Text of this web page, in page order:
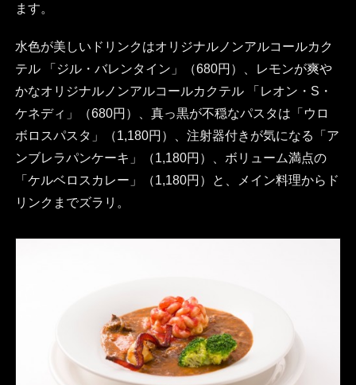
ます。
水色が美しいドリンクはオリジナルノンアルコールカク
テル 「ジル・バレンタイン」（680円）、レモンが爽や
かなオリジナルノンアルコールカクテル 「レオン・S・
ケネディ」（680円）、真っ黒が不穏なパスタは「ウロ
ボロスパスタ」（1,180円）、注射器付きが気になる「ア
ンブレラパンケーキ」（1,180円）、ボリューム満点の
「ケルベロスカレー」（1,180円）と、メイン料理からド
リンクまでズラリ。